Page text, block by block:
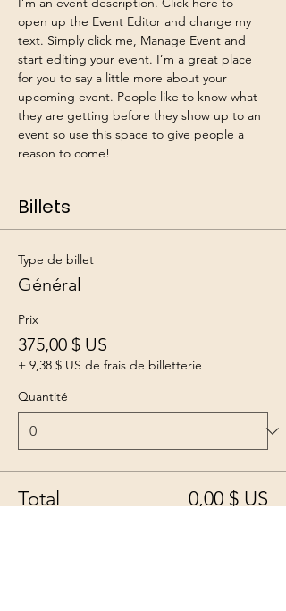
open up the Event Editor and change my
text. Simply click me, Manage Event and
start editing your event. I’m a great place
for you to say a little more about your
upcoming event. People like to know what
they are getting before they show up to an
event so use this space to give people a
reason to come!
Billets
Type de billet
Général
Prix
375,00 $ US
+ 9,38 $ US de frais de billetterie
Quantité
Total 0,00 $ US